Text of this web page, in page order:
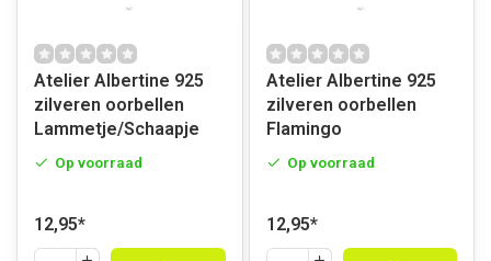
Atelier Albertine 925
zilveren oorbellen
Lammetje/Schaapje
Op voorraad
12,95*
Atelier Albertine 925
zilveren oorbellen
Flamingo
Op voorraad
12,95*